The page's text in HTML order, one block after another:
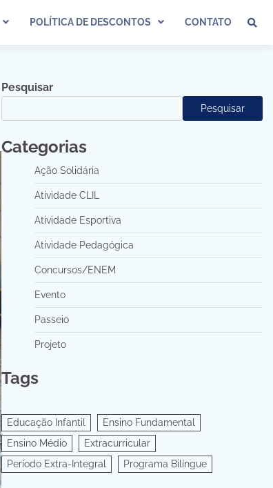
POLÍTICA DE DESCONTOS CONTATO
Pesquisar
Pesquisar
Categorias
Ação Solidária
Atividade CLIL
Atividade Esportiva
Atividade Pedagógica
Concursos/ENEM
Evento
Passeio
Projeto
Tags
Educação Infantil
Ensino Fundamental
Ensino Médio
Extracurricular
Período Extra-Integral
Programa Bilíngue